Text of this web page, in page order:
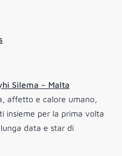
Silema – Malta
affetto e calore umano,
insieme per la prima volta
data e star di